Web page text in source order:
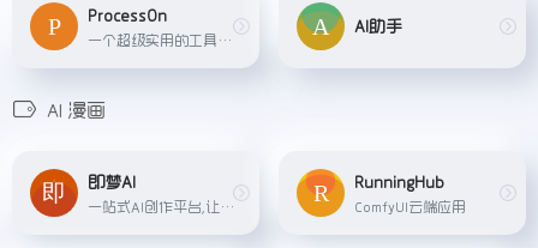
ProcessOn
一个超级实用的工具，无论是思维导图还是流程图，用它都能轻松搞定。
AI助手
AI 漫画
即梦AI
一站式AI创作平台,让灵感即刻成片。即梦提供AI绘画和AIGC视频创作体验,拥有激发无限创作灵感的社区。
RunningHub
ComfyUI云端应用